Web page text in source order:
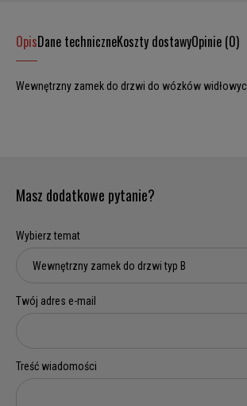
OpisDane techniczneKoszty dostawyOpinie (0)
Wewnętrzny zamek do drzwi do wózków
Masz dodatkowe pytanie?